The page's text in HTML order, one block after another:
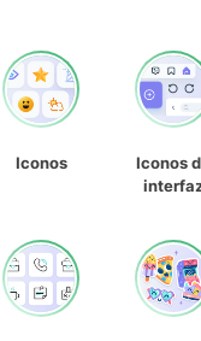
Iconos
Iconos